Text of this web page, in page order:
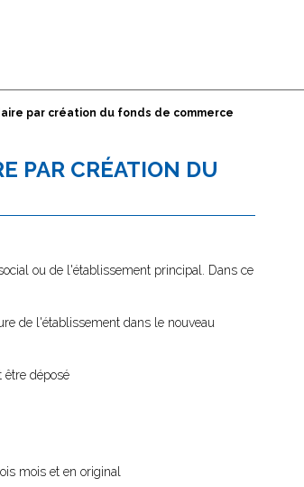
par création du fonds de commerce
PAR CRÉATION DU
ou de l'établissement principal. Dans ce
de l'établissement dans le nouveau
être déposé
mois et en original